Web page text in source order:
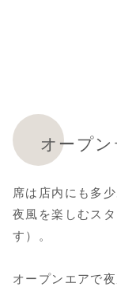
オープン
席は店内にも多
夜風を楽しむス
す）。
オープンエアで